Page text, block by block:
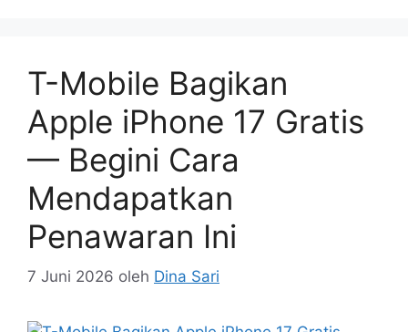
T-Mobile Bagikan
Apple iPhone 17 Gratis
— Begini Cara
Mendapatkan
Penawaran Ini
7 Juni 2026 oleh Dina Sari